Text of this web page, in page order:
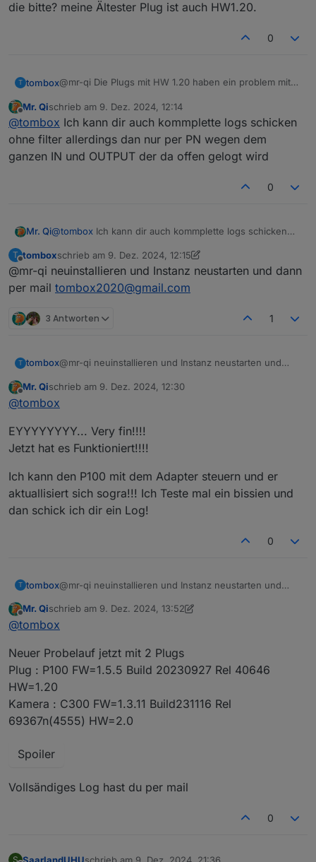
die bitte? meine Ältester Plug ist auch HW1.20.
0
T tombox@mr-qi Die Plugs mit HW 1.20 haben ein problem mit
Probleme
Nur bei korrekter Authentication können werte
abgerufen werden und gesetzt werden.
Da ich selber kein solchen Plug besitze muss ich halt
testen und da helfen mir komplette debug logs
Offline
Mr. Qischrieb am 9. Dez. 2024, 12:14
zuletzt editiert von
@tombox Ich kann dir auch kommplette logs schicken
ohne filter allerdings dan nur per PN wegen dem
ganzen IN und OUTPUT der da offen gelogt wird
0
Mr. Qi@tombox Ich kann dir auch kommplette logs schicken
ganzen IN und OUTPUT der da offen gelogt wird
T
Offline
tomboxschrieb am 9. Dez. 2024, 12:15
zuletzt editiert von tombox12. Sept. 2024, 13:15
@mr-qi neuinstallieren und Instanz neustarten und dann
per mail tombox2020@gmail.com
3 Antworten 1
T tombox@mr-qi neuinstallieren und Instanz neustarten und
Offline
Mr. Qischrieb am 9. Dez. 2024, 12:30
zuletzt editiert von
@tombox
EYYYYYYYY... Very fin!!!!
Jetzt hat es Funktioniert!!!!
Ich kann den P100 mit dem Adapter steuern und er
aktuallisiert sich sogra!!! Ich Teste mal ein bissien und
dan schick ich dir ein Log!
0
T tombox@mr-qi neuinstallieren und Instanz neustarten und
Offline
Mr. Qischrieb am 9. Dez. 2024, 13:52
zuletzt editiert von Mr. Qi 12. Sept. 2024, 14:54
@tombox
Neuer Probelauf jetzt mit 2 Plugs
Plug : P100 FW=1.5.5 Build 20230927 Rel 40646
HW=1.20
Kamera : C300 FW=1.3.11 Build231116 Rel
69367n(4555) HW=2.0
Spoiler
Vollsändiges Log hast du per mail
0
S SaarlandUHUschrieb am 9. Dez. 2024, 21:36